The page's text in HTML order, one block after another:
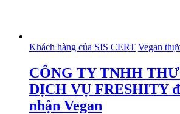
Khách hàng của SIS CERT Vegan
CÔNG TY TNHH
DỊCH VỤ FRESHITY
nhận Vegan